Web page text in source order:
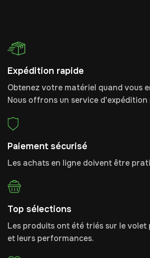
Expédition rapide
Obtenez votre matériel quand vous
Nous offrons un service
Paiement sécurisé
Les achats en ligne doivent être
Top sélections
Les produits ont été triés sur le volet
et leurs performances.